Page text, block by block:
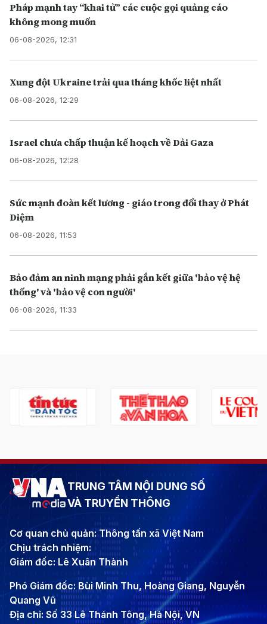
Pháp mạnh tay “khai tử” các cuộc gọi quảng cáo
không mong muốn
06-08-2026, 12:31
Xung đột Ukraine trải qua tháng khốc liệt nhất
06-08-2026, 12:29
Israel chưa chấp thuận kế hoạch về Dải Gaza
06-08-2026, 12:28
Sức mạnh đoàn kết lương - giáo trong đổi thay ở Phát
Diệm
06-08-2026, 11:53
Bảo đảm an ninh mạng phải gắn kết giữa 'bảo vệ hệ
thống' và 'bảo vệ con người'
06-08-2026, 11:33
TRUNG TÂM NỘI DUNG SỐ
VÀ TRUYỀN THÔNG
Cơ quan chủ quản: Thông tấn xã Việt Nam
Chịu trách nhiệm:
Giám đốc: Lê Xuân Thành
Phó Giám đốc: Bùi Minh Thu, Hoàng Giang, Nguyễn
Quang Vũ
Địa chỉ: Số 33 Lê Thánh Tông, Hà Nội, VN